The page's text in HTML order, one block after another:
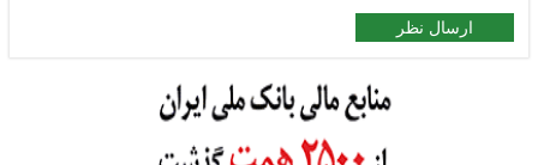
ارسال نظر